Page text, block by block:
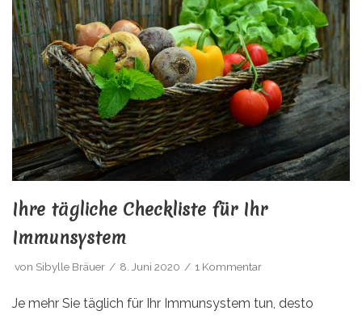
Ihre tägliche Checkliste für Ihr
Immunsystem
von Sibylle Bräuer 8. Juni 2020 1 Kommentar
Je mehr Sie täglich für Ihr Immunsystem tun, desto